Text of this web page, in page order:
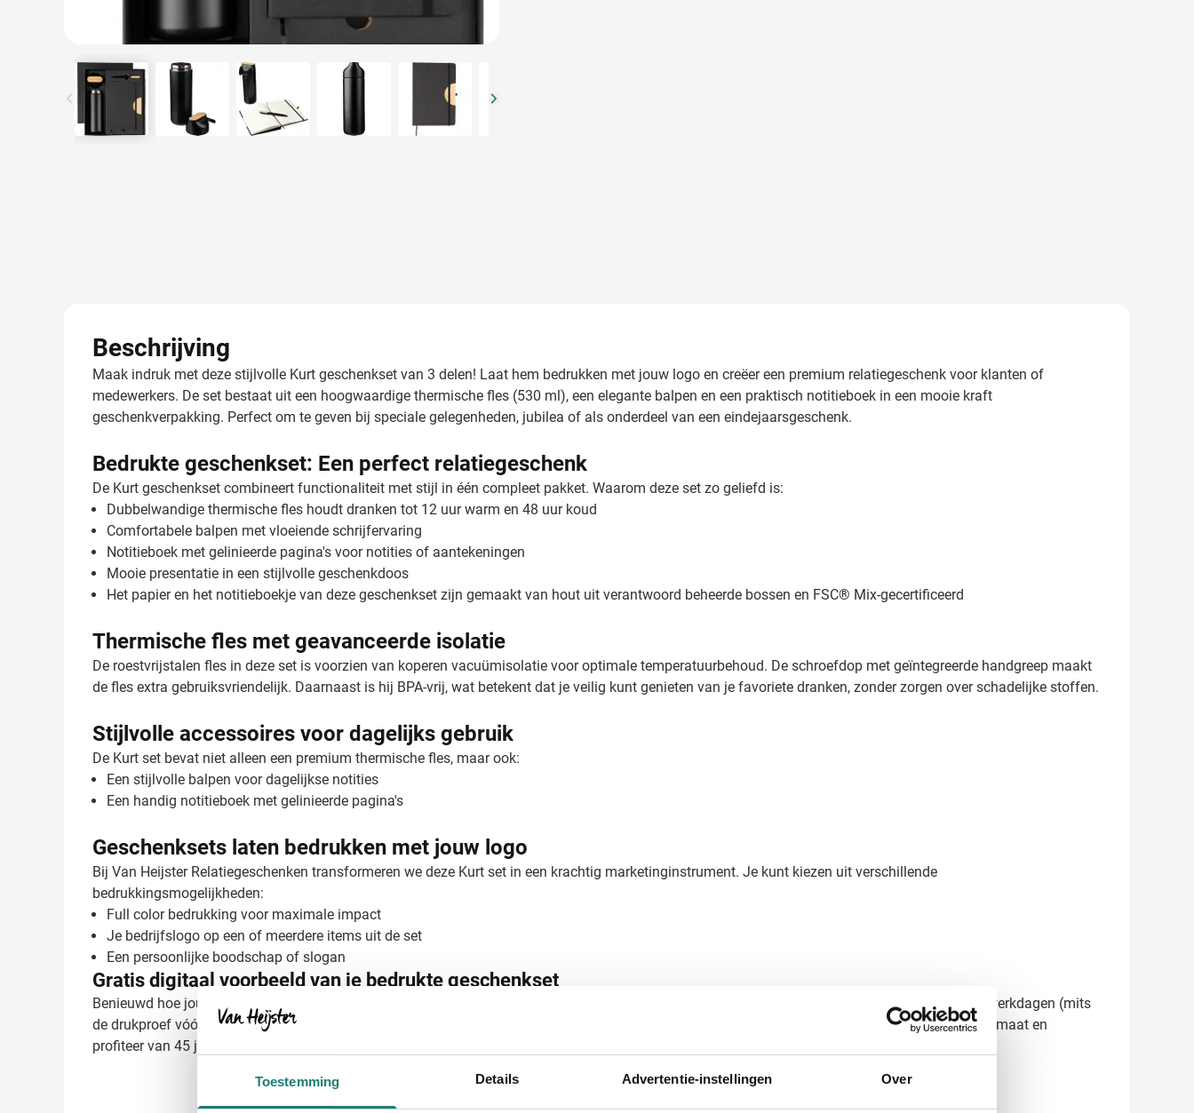
Toestemming Details Advertentie-instellingen Over
View larger imageView larger imageView larger imageView larger image
Beschrijving
Maak indruk met deze stijlvolle Kurt geschenkset van 3 delen! Laat hem bedrukken met jouw logo en creëer een premium relatiegeschenk voor klanten of
medewerkers. De set bestaat uit een hoogwaardige thermische fles (530 ml), een elegante balpen en een praktisch notitieboek in een mooie kraft
geschenkverpakking. Perfect om te geven bij speciale gelegenheden, jubilea of als onderdeel van een eindejaarsgeschenk.
Bedrukte geschenkset: Een perfect relatiegeschenk
De Kurt geschenkset combineert functionaliteit met stijl in één compleet pakket. Waarom deze set zo geliefd is:
Dubbelwandige thermische fles houdt dranken tot 12 uur warm en 48 uur koud
Comfortabele balpen met vloeiende schrijfervaring
Notitieboek met gelinieerde pagina's voor notities of aantekeningen
Mooie presentatie in een stijlvolle geschenkdoos
Het papier en het notitieboekje van deze geschenkset zijn gemaakt van hout uit verantwoord beheerde bossen en FSC® Mix-gecertificeerd
Thermische fles met geavanceerde isolatie
De roestvrijstalen fles in deze set is voorzien van koperen vacuümisolatie voor optimale temperatuurbehoud. De schroefdop met geïntegreerde handgreep maakt
de fles extra gebruiksvriendelijk. Daarnaast is hij BPA-vrij, wat betekent dat je veilig kunt genieten van je favoriete dranken, zonder zorgen over schadelijke stoffen.
Stijlvolle accessoires voor dagelijks gebruik
De Kurt set bevat niet alleen een premium thermische fles, maar ook:
Een stijlvolle balpen voor dagelijkse notities
Een handig notitieboek met gelinieerde pagina's
Geschenksets laten bedrukken met jouw logo
Bij Van Heijster Relatiegeschenken transformeren we deze Kurt set in een krachtig marketinginstrument. Je kunt kiezen uit verschillende
bedrukkingsmogelijkheden:
Full color bedrukking voor maximale impact
Je bedrijfslogo op een of meerdere items uit de set
Een persoonlijke boodschap of slogan
Gratis digitaal voorbeeld van je bedrukte geschenkset
Benieuwd hoe jouw logo eruitziet op deze premium geschenkset? Vraag een gratis digitaal voorbeeld aan. Met een snelle levertijd van slechts 3 werkdagen (mits
de drukproef vóór 12:00 uur akkoord is), heb je jouw bedrukte Kurt geschenksets snel in huis. Neem contact op met ons team voor een offerte op maat en
profiteer van 45 jaar ervaring in relatiegeschenken.